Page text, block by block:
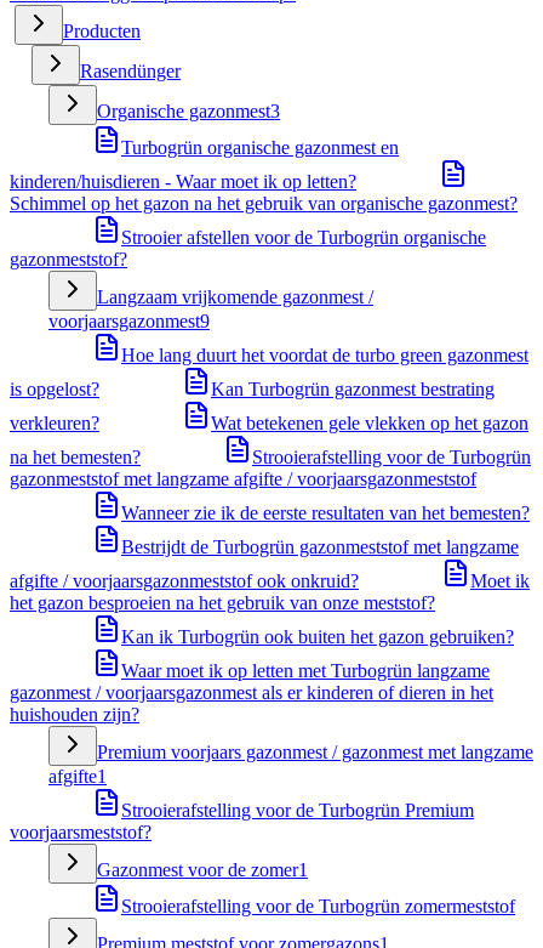
Producten
Rasendünger
Organische gazonmest3
Turbogrün organische gazonmest en
kinderen/huisdieren - Waar moet ik op letten?
Schimmel op het gazon na het gebruik van organische gazonmest?
Strooier afstellen voor de Turbogrün organische
gazonmeststof?
Langzaam vrijkomende gazonmest /
voorjaarsgazonmest9
Hoe lang duurt het voordat de turbo green gazonmest
is opgelost?
Kan Turbogrün gazonmest bestrating
verkleuren?
Wat betekenen gele vlekken op het gazon
na het bemesten?
Strooierafstelling voor de Turbogrün
gazonmeststof met langzame afgifte / voorjaarsgazonmeststof
Wanneer zie ik de eerste resultaten van het bemesten?
Bestrijdt de Turbogrün gazonmeststof met langzame
afgifte / voorjaarsgazonmeststof ook onkruid?
Moet ik
het gazon besproeien na het gebruik van onze meststof?
Kan ik Turbogrün ook buiten het gazon gebruiken?
Waar moet ik op letten met Turbogrün langzame
gazonmest / voorjaarsgazonmest als er kinderen of dieren in het
huishouden zijn?
Premium voorjaars gazonmest / gazonmest met langzame
afgifte1
Strooierafstelling voor de Turbogrün Premium
voorjaarsmeststof?
Gazonmest voor de zomer1
Strooierafstelling voor de Turbogrün zomermeststof
Premium meststof voor zomergazons1